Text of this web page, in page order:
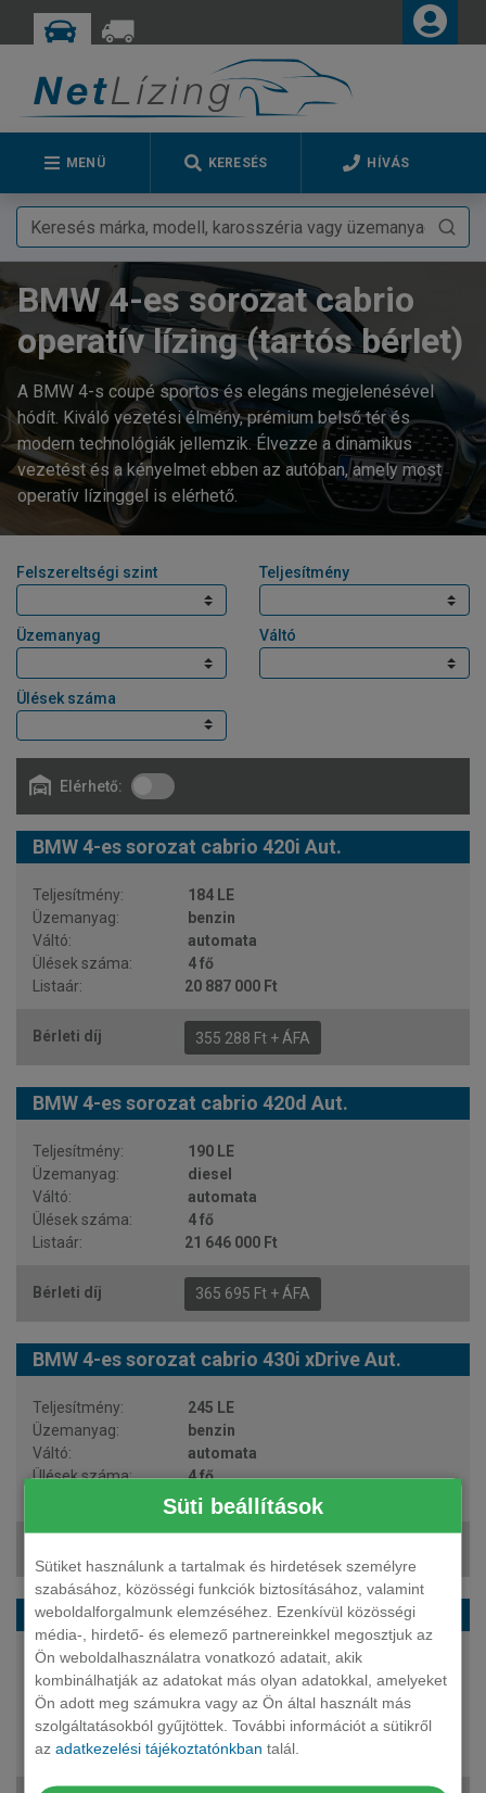
Süti beállítások
Sütiket használunk a tartalmak és hirdetések személyre
szabásához, közösségi funkciók biztosításához, valamint
weboldalforgalmunk elemzéséhez. Ezenkívül közösségi
média-, hirdető- és elemező partnereinkkel megosztjuk az
Ön weboldalhasználatra vonatkozó adatait, akik
kombinálhatják az adatokat más olyan adatokkal, amelyeket
Ön adott meg számukra vagy az Ön által használt más
szolgáltatásokból gyűjtöttek. További információt a sütikről
azadatkezelési tájékoztatónkban talál.
MENÜ KERESÉS HÍVÁS
BMW 4-es sorozat cabrio
operatív lízing (tartós bérlet)
A BMW 4-s coupé sportos és elegáns megjelenésével
hódít. Kiváló vezetési élmény, prémium belső tér és
modern technológiák jellemzik. Élvezze a dinamikus
vezetést és a kényelmet ebben az autóban, amely most
operatív lízinggel is elérhető.
Felszereltségi szint Teljesítmény
Üzemanyag Váltó
Ülések száma
Elérhető:
BMW 4-es sorozat cabrio 420i Aut.
184 LE
benzin
automata
4 fő
20 887 000 Ft
355 288 Ft + ÁFA
BMW 4-es sorozat cabrio 420d Aut.
190 LE
diesel
automata
4 fő
21 646 000 Ft
365 695 Ft + ÁFA
BMW 4-es sorozat cabrio 430i xDrive Aut.
245 LE
benzin
automata
4 fő
23 534 000 Ft
BMW 4-es sorozat cabrio 430d Aut.
286 LE
diesel
automata
4 fő
24 007 000 Ft